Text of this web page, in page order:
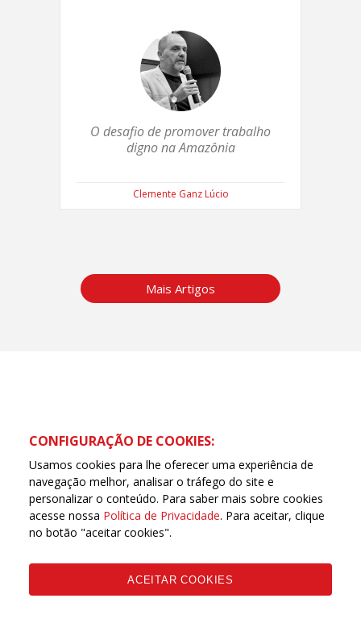
O desafio de promover trabalho
digno na Amazônia
Clemente Ganz Lúcio
Mais Artigos
Entidades Filiadas | 7.933.029 - Trabalhadores(as)
Associados | 25.831.443 - Trabalhadores(as) na Base
CONFIGURAÇÃO DE COOKIES:
Usamos cookies para lhe oferecer uma experiência de
navegação melhor, analisar o tráfego do site e
personalizar o conteúdo. Para saber mais sobre cookies
acesse nossa Política de Privacidade. Para aceitar, clique
no botão "aceitar cookies".
ACEITAR COOKIES